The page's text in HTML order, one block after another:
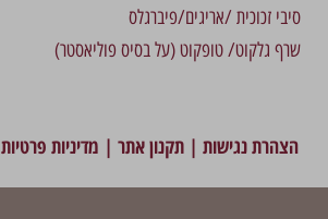
סיבי זכוכית /אריגים/פיברגלס
שרף גלקוט/ טופקוט (על בסיס פוליאסטר)
הצהרת נגישות |תקנון אתר | מדיניות פרטיות